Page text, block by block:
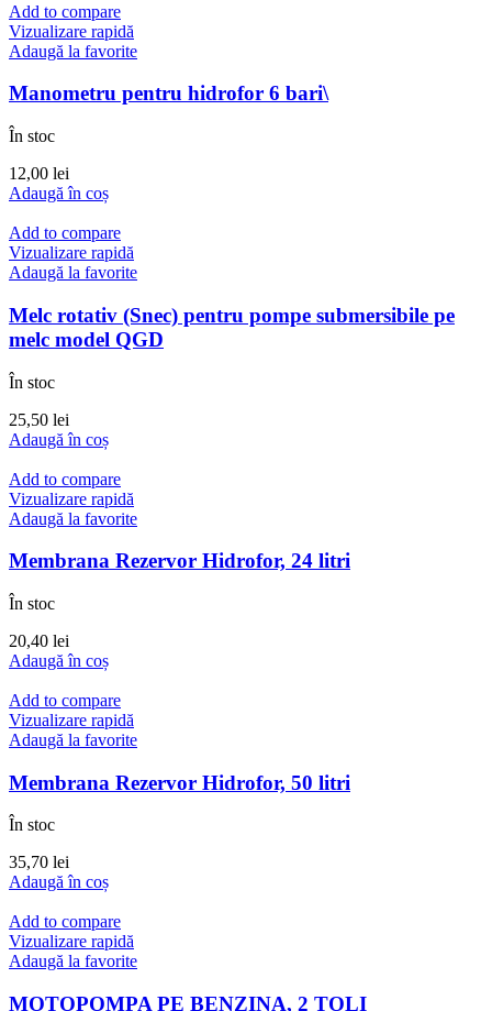
Add to compare
Vizualizare rapidă
Adaugă la favorite
Manometru pentru hidrofor 6 bari\
În stoc
12,00 lei
Adaugă în coș
Add to compare
Vizualizare rapidă
Adaugă la favorite
Melc rotativ (Snec) pentru pompe submersibile pe
melc model QGD
În stoc
25,50 lei
Adaugă în coș
Add to compare
Vizualizare rapidă
Adaugă la favorite
Membrana Rezervor Hidrofor, 24 litri
În stoc
20,40 lei
Adaugă în coș
Add to compare
Vizualizare rapidă
Adaugă la favorite
Membrana Rezervor Hidrofor, 50 litri
În stoc
35,70 lei
Adaugă în coș
Add to compare
Vizualizare rapidă
Adaugă la favorite
MOTOPOMPA PE BENZINA, 2 TOLI